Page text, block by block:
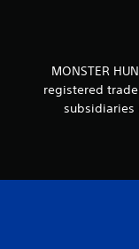
MONSTER
registered
subsidiaries